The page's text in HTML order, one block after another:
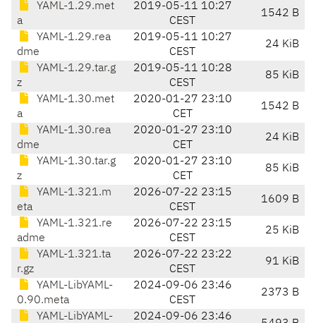
YAML-1.29.met
a
2019-05-11 10:27
CEST
1542 B
YAML-1.29.rea
dme
2019-05-11 10:27
CEST
24 KiB
YAML-1.29.tar.g
z
2019-05-11 10:28
CEST
85 KiB
YAML-1.30.met
a
2020-01-27 23:10
CET
1542 B
YAML-1.30.rea
dme
2020-01-27 23:10
CET
24 KiB
YAML-1.30.tar.g
z
2020-01-27 23:10
CET
85 KiB
YAML-1.321.m
eta
2026-07-22 23:15
CEST
1609 B
YAML-1.321.re
adme
2026-07-22 23:15
CEST
25 KiB
YAML-1.321.ta
r.gz
2026-07-22 23:22
CEST
91 KiB
YAML-LibYAML-
0.90.meta
2024-09-06 23:46
CEST
2373 B
YAML-LibYAML-
2024-09-06 23:46